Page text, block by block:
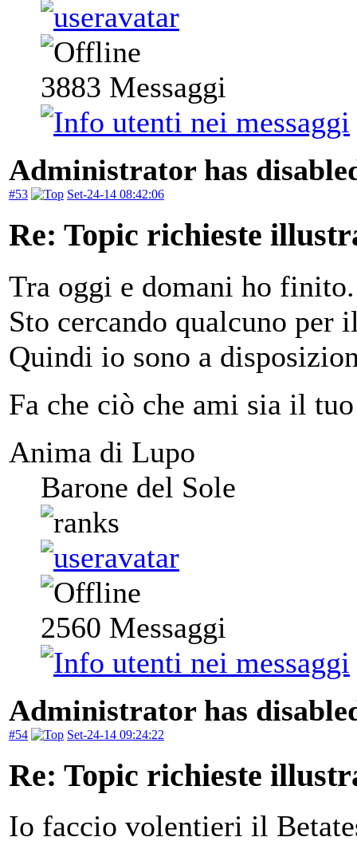
3883 Messaggi
Administrator has
#53 Set-24-14 08:42:06
Re: Topic richieste
Tra oggi e domani ho finito.
Sto cercando qualcuno per
Quindi io sono a
Fa che ciò che ami sia il
Anima di Lupo
Barone del Sole
2560 Messaggi
Administrator has
#54 Set-24-14 09:24:22
Re: Topic richieste
Io faccio volentieri il